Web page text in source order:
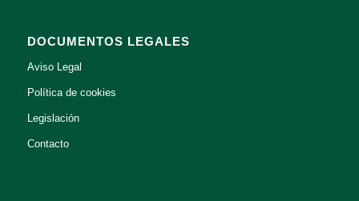
DOCUMENTOS LEGALES
Aviso Legal
Política de cookies
Legislación
Contacto